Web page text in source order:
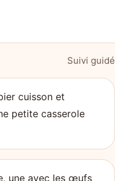
Suivi guidé
cuisson et
petite casserole
une avec les œufs